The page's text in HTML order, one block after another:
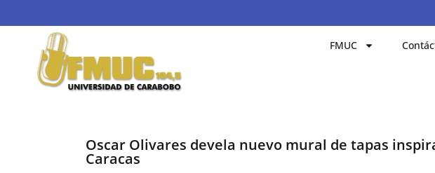
FMUC
Oscar Olivares devela nuevo mural de tapas
Caracas